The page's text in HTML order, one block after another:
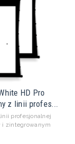
HD Pro
z linii profes...
profesjonalnej
i zintegrowanym